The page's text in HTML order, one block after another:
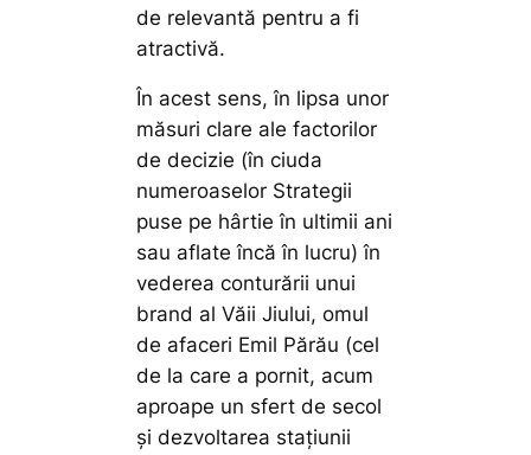
de relevantă pentru a fi
atractivă.
În acest sens, în lipsa unor
măsuri clare ale factorilor
de decizie (în ciuda
numeroaselor Strategii
puse pe hârtie în ultimii ani
sau aflate încă în lucru) în
vederea conturării unui
brand al Văii Jiului, omul
de afaceri Emil Părău (cel
de la care a pornit, acum
aproape un sfert de secol
și dezvoltarea stațiunii